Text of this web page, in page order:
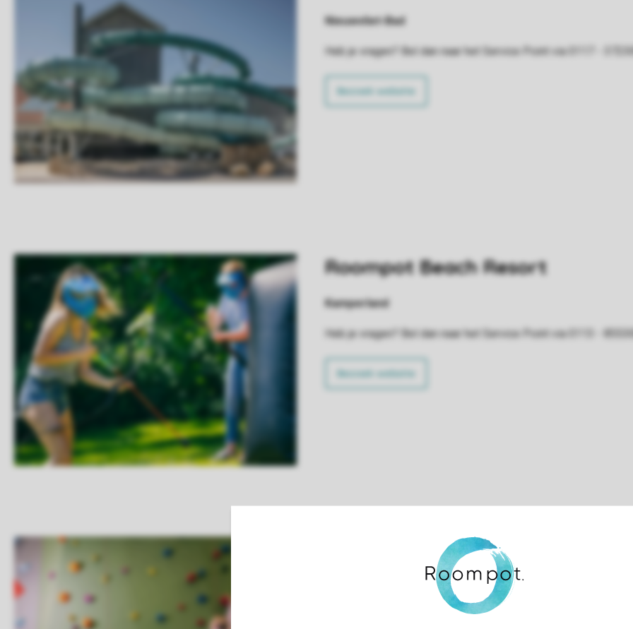
Nieuwvliet-Bad
Heb je vragen? Bel dan naar het Service Point via 0117 -
Bezoek website
Roompot Beach Resort
Kamperland
Heb je vragen? Bel dan naar het Service Point via 0113 -
Bezoek website
Vakantiepark Weerterbergen
Reserveer op tijd.De onderdelen van het feestje reserveer